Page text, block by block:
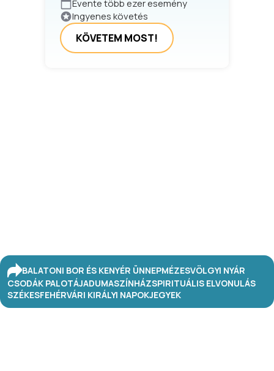
Évente több ezer esemény
Ingyenes követés
KÖVETEM MOST!
BALATONI BOR ÉS KENYÉR ÜNNEPMÉZESVÖLGYI NYÁR
CSODÁK PALOTÁJADUMASZÍNHÁZSPIRITUÁLIS ELVONULÁS
SZÉKESFEHÉRVÁRI KIRÁLYI NAPOKJEGYEK